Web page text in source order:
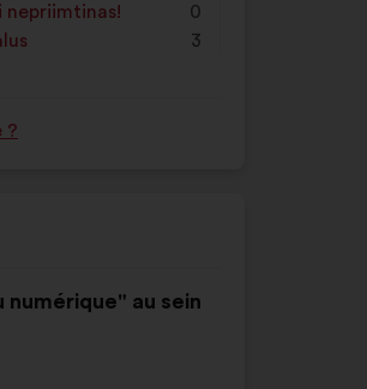
nepriimtinas!
0
3
?
au sein